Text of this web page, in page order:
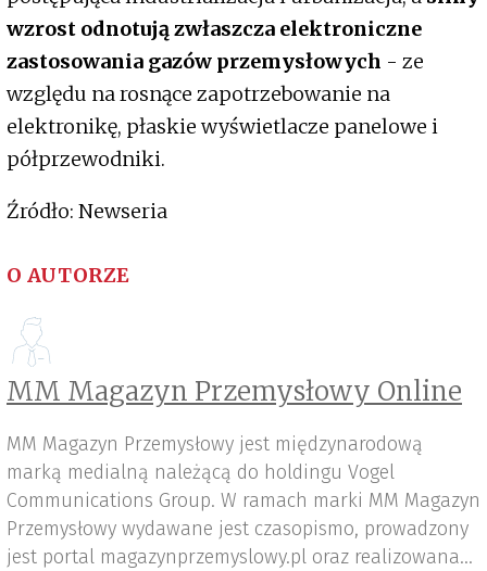
wzrost odnotują zwłaszcza elektroniczne
zastosowania gazów przemysłowych - ze
względu na rosnące zapotrzebowanie na
elektronikę, płaskie wyświetlacze panelowe i
półprzewodniki.
Źródło: Newseria
O AUTORZE
MM Magazyn Przemysłowy Online
MM Magazyn Przemysłowy jest międzynarodową
marką medialną należącą do holdingu Vogel
Communications Group. W ramach marki MM Magazyn
Przemysłowy wydawane jest czasopismo, prowadzony
jest portal magazynprzemyslowy.pl oraz realizowana